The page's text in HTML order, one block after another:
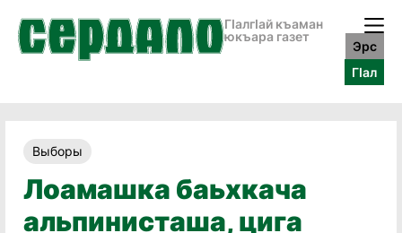
ГӀалгӀай къаман
юкъара газет
Эрс
ГӀал
Выборы
Лоамашка баьхкача
альпинисташа, цига